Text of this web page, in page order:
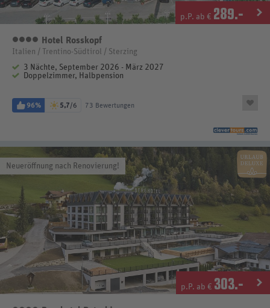
p.P. ab € 289.-
4 Sterne
Hotel Rosskopf
Italien / Trentino-Südtirol / Sterzing
3 Nächte, September 2026 - März 2027
Doppelzimmer, Halbpension
96% 5,7/6 73 Bewertungen
Neueröffnung nach Renovierung!
p.P. ab € 303.-